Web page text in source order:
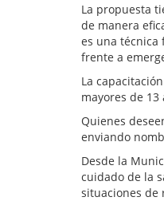
La propuesta
de manera
es una técnica
frente a
La
mayores de
Quienes
enviando
Desde la
cuidado de la
situaciones de